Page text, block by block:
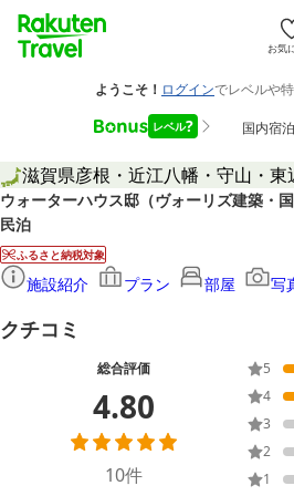
お気
滋賀県彦根・近江八幡・守山・東
ウォーターハウス邸（ヴォーリズ建築・
民泊
ふるさと納税対象
施設紹介 プラン 部屋 写
クチコミ
総合評価
4.80
10件
5
4
3
2
1